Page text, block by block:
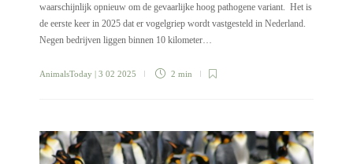
waarschijnlijk opnieuw om de gevaarlijke hoog pathogene variant. Het is
de eerste keer in 2025 dat er vogelgriep wordt vastgesteld in Nederland.
Negen bedrijven liggen binnen 10 kilometer…
AnimalsToday | 3 02 2025 2 min